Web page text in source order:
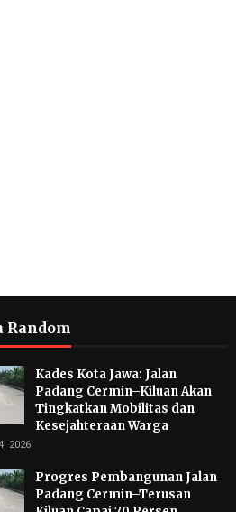
Random
Kades Kota Jawa: Jalan
Padang Cermin–Kiluan Akan
Tingkatkan Mobilitas dan
Kesejahteraan Warga
2026
Progres Pembangunan Jalan
Padang Cermin–Terusan